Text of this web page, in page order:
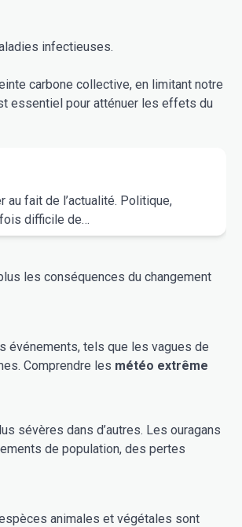
infectieuses.
carbone collective, en limitant notre
essentiel pour atténuer les effets du
fait de l’actualité. Politique,
difficile de…
les conséquences du changement
événements, tels que les vagues de
Comprendre les météo extrême
sévères dans d’autres. Les ouragans
de population, des pertes
animales et végétales sont